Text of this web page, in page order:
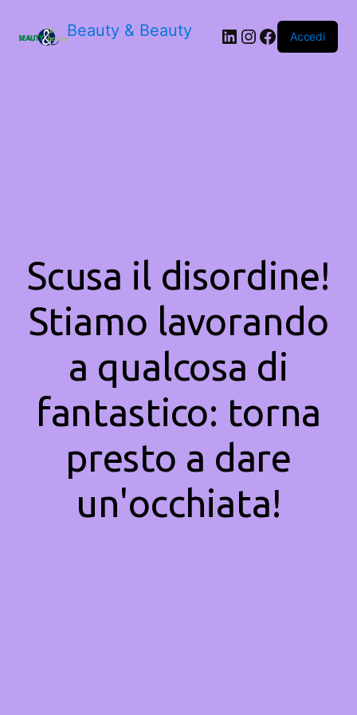
Beauty & Beauty LinkedIn
Instagram
Facebook
Accedi
Scusa il disordine!
Stiamo lavorando
a qualcosa di
fantastico: torna
presto a dare
un'occhiata!